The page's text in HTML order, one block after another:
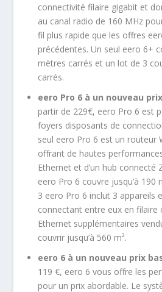
connectivité filaire gigabit et
au canal radio de 160 MHz
fil plus rapide que les offres
précédentes. Un seul eero 6+
mètres carrés et un lot de 3
carrés.
eero Pro 6 à un nouveau
partir de 229€, eero Pro 6 est
foyers disposants de
seul eero Pro 6 est un routeur
offrant de hautes
Ethernet et d’un hub connecté
eero Pro 6 couvre jusqu’à 190
3 eero Pro 6 inclut 3 appareils
connectant entre eux en filaire
Ethernet supplémentaires
couvrir jusqu’à 560 m².
eero 6 à un nouveau prix
119 €, eero 6 vous offre les
pour un prix abordable. Le